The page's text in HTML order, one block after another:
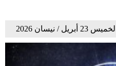
نيسان 2026